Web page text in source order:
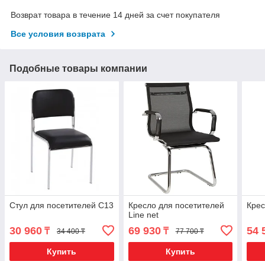
Возврат товара в течение 14 дней за счет покупателя
Все условия возврата
Подобные товары компании
Стул для посетителей С13
30 960 ₸ 34 400 ₸
Купить
Кресло для посетителей
Line net
69 930₸ 77 700 ₸
Купить
54